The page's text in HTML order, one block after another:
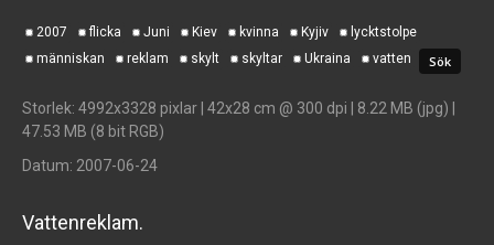
2007 flicka Juni Kiev kvinna Kyjiv
lycktstolpe
människan
reklam skylt skyltar Ukraina vatten
Storlek: 4992x3328 pixlar | 42x28 cm @ 300 dpi | 8.22 MB (jpg) |
47.53 MB (8 bit RGB)
Datum: 2007-06-24
Vattenreklam.